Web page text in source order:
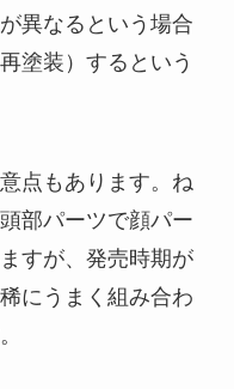
異なるという場合
塗装）するという
点もあります。ね
部パーツで顔パー
すが、発売時期が
にうまく組み合わ